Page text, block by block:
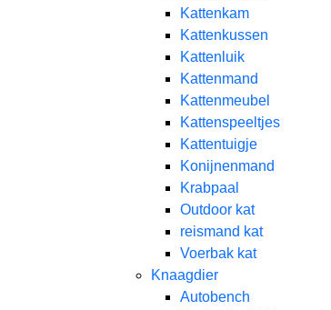
Kattenkam
Kattenkussen
Kattenluik
Kattenmand
Kattenmeubel
Kattenspeeltjes
Kattentuigje
Konijnenmand
Krabpaal​
Outdoor kat
reismand kat​
Voerbak kat
Knaagdier
Autobench